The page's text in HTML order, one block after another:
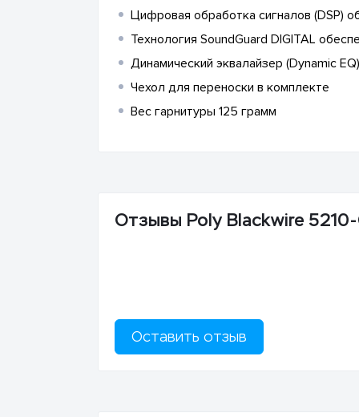
Цифровая обработка сигналов (DSP)
Технология SoundGuard DIGITAL
Динамический эквалайзер (Dynamic
Чехол для переноски в комплекте
Вес гарнитуры 125 грамм
Отзывы Poly Blackwire
Оставить отзыв